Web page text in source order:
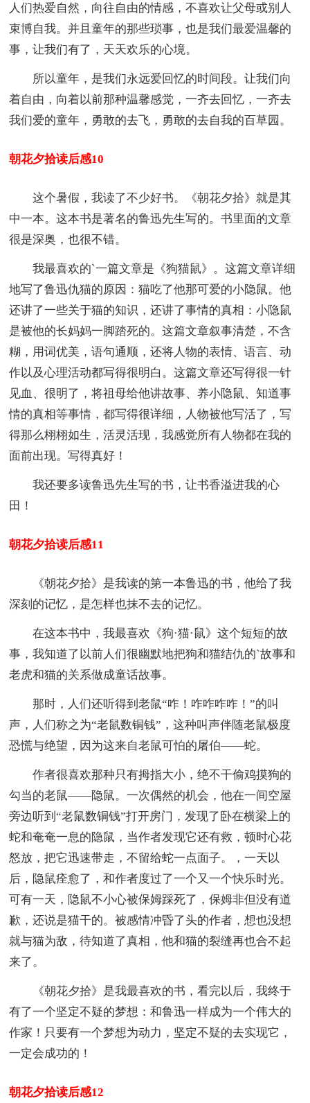
人们热爱自然，向往自由的情感，不喜欢让父母或别人
束博自我。并且童年的那些琐事，也是我们最爱温馨的
事，让我们有了，天天欢乐的心境。
所以童年，是我们永远爱回忆的时间段。让我们向
着自由，向着以前那种温馨感觉，一齐去回忆，一齐去
我们爱的童年，勇敢的去飞，勇敢的去自我的百草园。
朝花夕拾读后感10
这个暑假，我读了不少好书。《朝花夕拾》就是其
中一本。这本书是著名的鲁迅先生写的。书里面的文章
很是深奥，也很不错。
我最喜欢的`一篇文章是《狗猫鼠》。这篇文章详细
地写了鲁迅仇猫的原因：猫吃了他那可爱的小隐鼠。他
还讲了一些关于猫的知识，还讲了事情的真相：小隐鼠
是被他的长妈妈一脚踏死的。这篇文章叙事清楚，不含
糊，用词优美，语句通顺，还将人物的表情、语言、动
作以及心理活动都写得很明白。这篇文章还写得很一针
见血、很明了，将祖母给他讲故事、养小隐鼠、知道事
情的真相等事情，都写得很详细，人物被他写活了，写
得那么栩栩如生，活灵活现，我感觉所有人物都在我的
面前出现。写得真好！
我还要多读鲁迅先生写的书，让书香溢进我的心
田！
朝花夕拾读后感11
《朝花夕拾》是我读的第一本鲁迅的书，他给了我
深刻的记忆，是怎样也抹不去的记忆。
在这本书中，我最喜欢《狗·猫·鼠》这个短短的故
事，我知道了以前人们很幽默地把狗和猫结仇的`故事和
老虎和猫的关系做成童话故事。
那时，人们还听得到老鼠“咋！咋咋咋咋！”的叫
声，人们称之为“老鼠数铜钱”，这种叫声伴随老鼠极度
恐慌与绝望，因为这来自老鼠可怕的屠伯——蛇。
作者很喜欢那种只有拇指大小，绝不干偷鸡摸狗的
勾当的老鼠——隐鼠。一次偶然的机会，他在一间空屋
旁边听到“老鼠数铜钱”打开房门，发现了卧在横梁上的
蛇和奄奄一息的隐鼠，当作者发现它还有救，顿时心花
怒放，把它迅速带走，不留给蛇一点面子。，一天以
后，隐鼠痊愈了，和作者度过了一个又一个快乐时光。
可有一天，隐鼠不小心被保姆踩死了，保姆非但没有道
歉，还说是猫干的。被感情冲昏了头的作者，想也没想
就与猫为敌，待知道了真相，他和猫的裂缝再也合不起
来了。
《朝花夕拾》是我最喜欢的书，看完以后，我终于
有了一个坚定不疑的梦想：和鲁迅一样成为一个伟大的
作家！只要有一个梦想为动力，坚定不疑的去实现它，
一定会成功的！
朝花夕拾读后感12